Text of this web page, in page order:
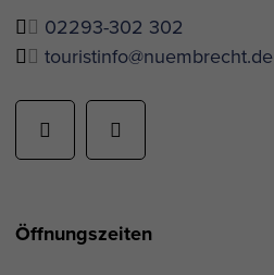
02293-302 302
touristinfo@nuembrecht.de
Öffnungszeiten